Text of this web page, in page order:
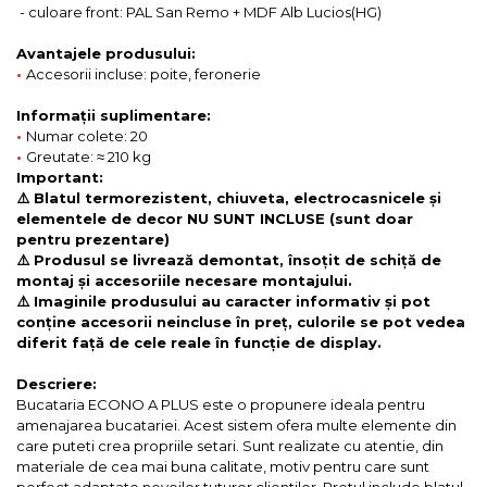
- culoare front: PAL San Remo + MDF Alb Lucios(HG)
Avantajele produsului:
• Accesorii incluse: poite, feronerie
Informații suplimentare:
• Numar colete: 20
• Greutate: ≈ 210 kg
Important:
⚠️ Blatul termorezistent, chiuveta, electrocasnicele și
elementele de decor NU SUNT INCLUSE (sunt doar
pentru prezentare)
⚠️ Produsul se livrează demontat, însoțit de schiță de
montaj și accesoriile necesare montajului.
⚠️ Imaginile produsului au caracter informativ și pot
conține accesorii neincluse în preț, culorile se pot vedea
diferit față de cele reale în funcție de display.
Descriere:
Bucataria ECONO A PLUS este o propunere ideala pentru
amenajarea bucatariei. Acest sistem ofera multe elemente din
care puteti crea propriile setari. Sunt realizate cu atentie, din
materiale de cea mai buna calitate, motiv pentru care sunt